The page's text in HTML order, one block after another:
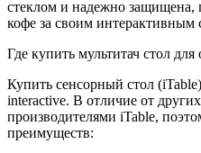
стеклом и надежно защищена,
кофе за своим интерактивным
Где купить мультитач стол для
Купить сенсорный стол
interactive. В отличие от
производителями iTable,
преимуществ: